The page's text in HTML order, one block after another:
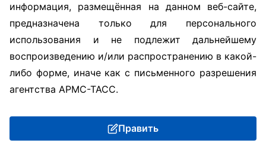
информация, размещённая на данном веб-сайте,
предназначена только для персонального
использования и не подлежит дальнейшему
воспроизведению и/или распространению в какой-
либо форме, иначе как с письменного разрешения
агентства АРМС-ТАСС.
Править